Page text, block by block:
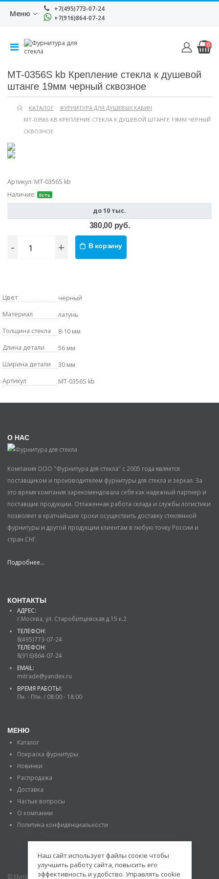
Меню
+7(495)773-07-24
+7(916)864-07-24
0
MT-0356S kb Крепление стекла к душевой
штанге 19мм черный сквозное
КАТАЛОГ
ФУРНИТУРА ДЛЯ ДУШЕВЫХ КАБИН
MT-0356S KB КРЕПЛЕНИЕ СТЕКЛА К ДУШЕВОЙ ШТАНГЕ 19ММ ЧЕРНЫЙ
СКВОЗНОЕ
Артикул: MT-0356S kb
Наличие:
Есть
до 10 тыс.
380,00 руб.
- + В корзину
Цвет
черный
Материал
латунь
Толщина стекла
8-10 мм
Длина детали
56 мм
Ширина детали
30 мм
Артикул
MT-0356S kb
О НАС
Компания ООО "Фурнитура для стекла" с 2005 года является
поставщиком и производителем фурнитуры для стекла и зеркал. За
это время компания зарекомендовала себя как надежный партнер и
поставщик продукции. Отлаженная работа склада и службы логистики
позволяет в кратчайшие сроки осуществить доставку стеклянной
фурнитуры и другой продукции клиентам в любую точку России и
стран СНГ.
Подробнее...
КОНТАКТЫ
АДРЕС:
г.Москва, ул. Старобитцевская д.15 к.2
ТЕЛЕФОН:
8(495)773-07-24
ТЕЛЕФОН:
8(916)864-07-24
EMAIL:
mitrade@yandex.ru
ВРЕМЯ РАБОТЫ:
Пн. - Птн. / 08:00 - 18:00
МЕНЮ
Каталог
Покраска фурнитуры
Новинки
Распродажа
Доставка
Частые вопросы
О компании
Политика конфиденциальности
© Митраде. 2020. Все права защищены.
Наш сайт использует файлы соокіе чтобы
улучшить работу сайта, повысить его
эффективность и удобство. Управлять cookie